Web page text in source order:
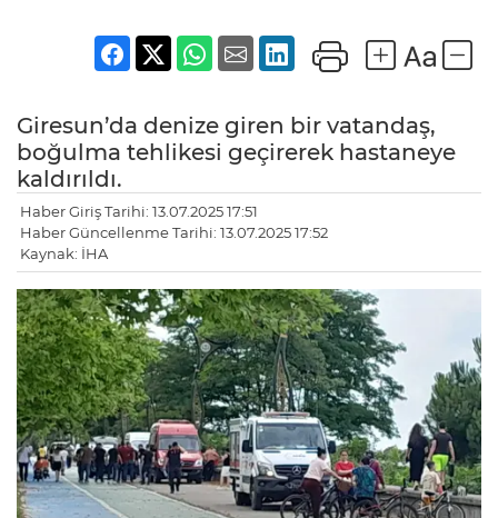
Giresun’da denize giren bir vatandaş,
boğulma tehlikesi geçirerek hastaneye
kaldırıldı.
Haber Giriş Tarihi: 13.07.2025 17:51
Haber Güncellenme Tarihi: 13.07.2025 17:52
Kaynak: İHA